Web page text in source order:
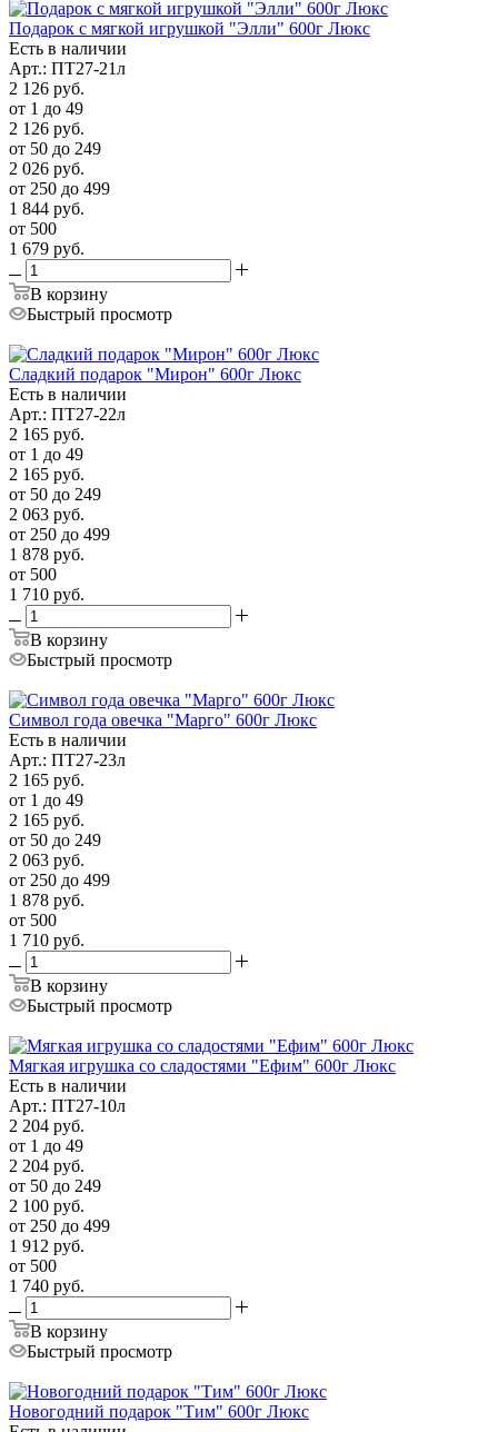
Подарок с мягкой игрушкой "Элли" 600г Люкс
Есть в наличии
Арт.: ПТ27-21л
2 126 руб.
от 1 до 49
2 126 руб.
от 50 до 249
2 026 руб.
от 250 до 499
1 844 руб.
от 500
1 679 руб.
В корзину
Быстрый просмотр
Сладкий подарок "Мирон" 600г Люкс
Есть в наличии
Арт.: ПТ27-22л
2 165 руб.
от 1 до 49
2 165 руб.
от 50 до 249
2 063 руб.
от 250 до 499
1 878 руб.
от 500
1 710 руб.
В корзину
Быстрый просмотр
Символ года овечка "Марго" 600г Люкс
Есть в наличии
Арт.: ПТ27-23л
2 165 руб.
от 1 до 49
2 165 руб.
от 50 до 249
2 063 руб.
от 250 до 499
1 878 руб.
от 500
1 710 руб.
В корзину
Быстрый просмотр
Мягкая игрушка со сладостями "Ефим" 600г Люкс
Есть в наличии
Арт.: ПТ27-10л
2 204 руб.
от 1 до 49
2 204 руб.
от 50 до 249
2 100 руб.
от 250 до 499
1 912 руб.
от 500
1 740 руб.
В корзину
Быстрый просмотр
Новогодний подарок "Тим" 600г Люкс